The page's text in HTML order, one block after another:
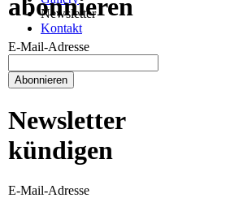
Newsletter
Kontakt
abonnieren
E-Mail-Adresse
Newsletter
kündigen
E-Mail-Adresse